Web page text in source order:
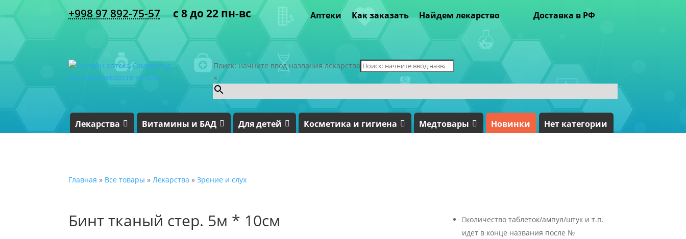
+998 97 892-75-57 с 8 до 22 пн-вс Аптеки Как заказать Найдем лекарство Доставка в РФ
Поиск: начните ввод названия лекарства
×
Лекарства Витамины и БАД Для детей Косметика и гигиена Медтовары Новинки Нет категории
Главная » Все товары » Лекарства » Зрение и слух
Бинт тканый стер. 5м * 10см количество таблеток/ампул/штук и т.п.
идет в конце названия после №